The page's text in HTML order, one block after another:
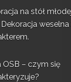
na stół
weselna
OSB – czym się